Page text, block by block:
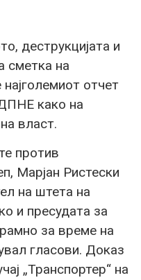
деструкцијата и
сметка на
отчет
како на
власт.
против
Марјан Ристески
на штета на
и пресудата за
за време на
гласови. Доказ
„Транспортер“ на